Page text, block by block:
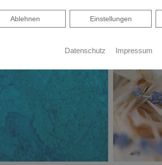
Einstellungen
Ablehnen
Ablehnen
Datenschutz Impressum